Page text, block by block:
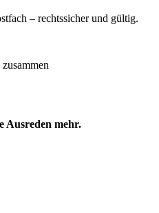
– rechtssicher und gültig.
Ausreden mehr.